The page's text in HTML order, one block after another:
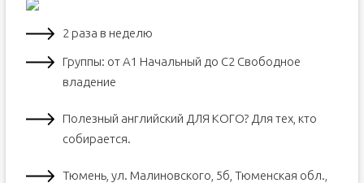
2 раза в неделю
Группы: от А1 Начальный до С2 Свободное
владение
Полезный английский ДЛЯ КОГО? Для тех, кто
собирается.
Тюмень, ул. Малиновского, 5б, Тюменская обл.,